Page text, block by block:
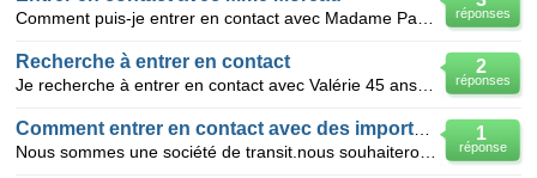
réponses
2
réponses
Recherche à entrer en contact
1
réponse